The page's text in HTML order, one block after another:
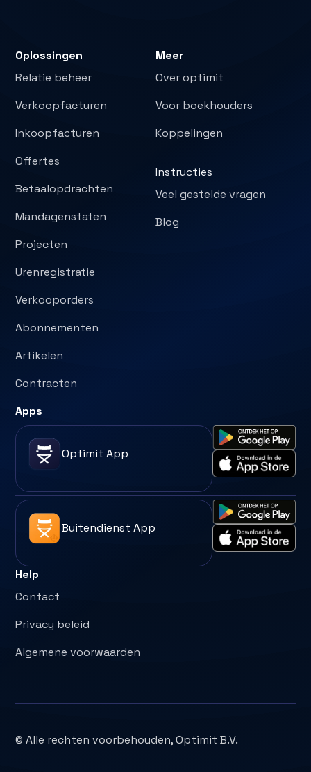
Oplossingen
Relatie beheer
Verkoopfacturen
Inkoopfacturen
Offertes
Betaalopdrachten
Mandagenstaten
Projecten
Urenregistratie
Verkooporders
Abonnementen
Artikelen
Contracten
Meer
Over optimit
Voor boekhouders
Koppelingen
Instructies
Veel gestelde vragen
Blog
Apps
Optimit App
Buitendienst App
Help
Contact
Privacy beleid
Algemene voorwaarden
© Alle rechten voorbehouden, Optimit B.V.